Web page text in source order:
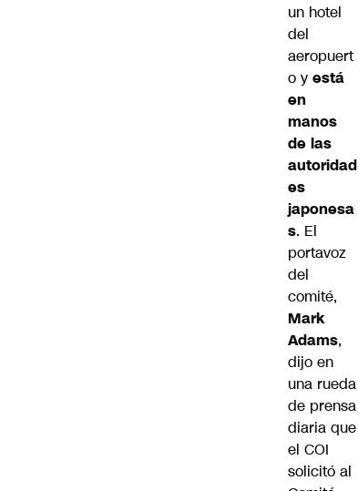
un hotel
del
aeropuert
o y está
en
manos
de las
autoridad
es
japonesa
s. El
portavoz
del
comité,
Mark
Adams,
dijo en
una rueda
de prensa
diaria que
el COI
solicitó al